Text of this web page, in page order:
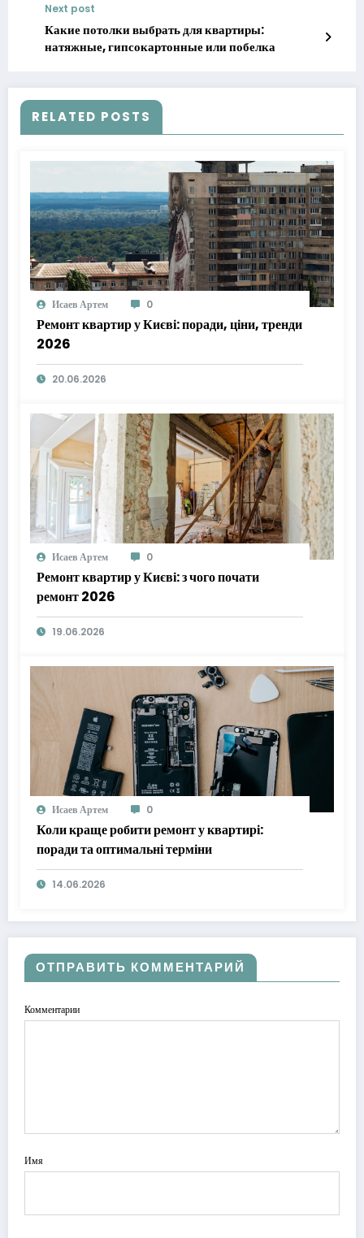
Next post
Какие потолки выбрать для квартиры:
натяжные, гипсокартонные или побелка
RELATED POSTS
Исаев Артем 0
Ремонт квартир у Києві: поради, ціни, тренди
2026
20.06.2026
Исаев Артем 0
Ремонт квартир у Києві: з чого почати
ремонт 2026
19.06.2026
Исаев Артем 0
Коли краще робити ремонт у квартирі:
поради та оптимальні терміни
14.06.2026
ОТПРАВИТЬ КОММЕНТАРИЙ
Комментарии
Имя